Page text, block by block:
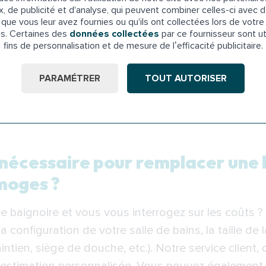
de publicité et d'analyse, qui peuvent combiner celles-ci avec
vous leur avez fournies ou qu'ils ont collectées lors de
Certaines des données collectées par ce fournisseur sont
fins de personnalisation et de mesure de l’efficacité publicitaire.
PARAMÉTRER TOUT AUTORISER
douchesur mesure.
: nos équipes vous montrent comment
nous chargeons de l’évacuation de tous les
profiter immédiatement de votre nouvel
à l’étage ?
pour remplacer
?
baignoire et vous vous interrogez sur les coûts
configuration de votre salle de bains, la taille de
siège de douche, etc.). Notre service